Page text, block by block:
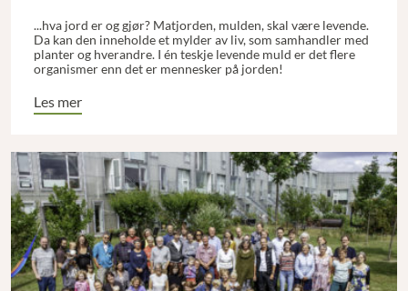
...hva jord er og gjør? Matjorden, mulden, skal være levende.
Da kan den inneholde et mylder av liv, som samhandler med
planter og hverandre. I én teskje levende muld er det flere
organismer enn det er mennesker på jorden!
Les mer